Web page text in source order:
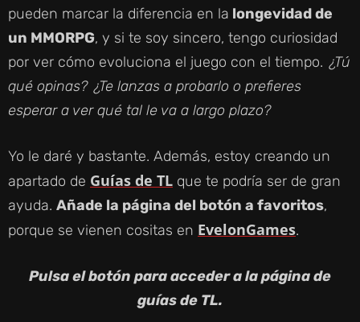
pueden marcar la diferencia en la longevidad de
un MMORPG, y si te soy sincero, tengo curiosidad
por ver cómo evoluciona el juego con el tiempo. ¿Tú
qué opinas? ¿Te lanzas a probarlo o prefieres
esperar a ver qué tal le va a largo plazo?
Yo le daré y bastante. Además, estoy creando un
apartado de Guías de TL que te podría ser de gran
ayuda. Añade la página del botón a favoritos,
porque se vienen cositas en EvelonGames.
Pulsa el botón para acceder a la página de
guías de TL.